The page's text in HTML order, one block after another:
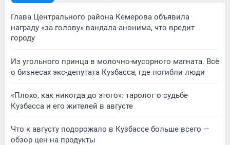
Глава Центрального района Кемерова объявила
награду «за голову» вандала-анонима, что вредит
городу
Из угольного принца в молочно-мусорного магната. Всё
о бизнесах экс-депутата Кузбасса, где погибли люди
«Плохо, как никогда до этого»: таролог о судьбе
Кузбасса и его жителей в августе
Что к августу подорожало в Кузбассе больше всего —
обзор цен на продукты